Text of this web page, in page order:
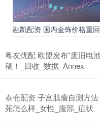
融凯配资 国内金饰价格重
粤友优配 欧盟发布“废旧电
稿！_回收_数据_Annex
泰仓配资 子宫肌瘤自测方
苑怎么样_女性_腹部_症状